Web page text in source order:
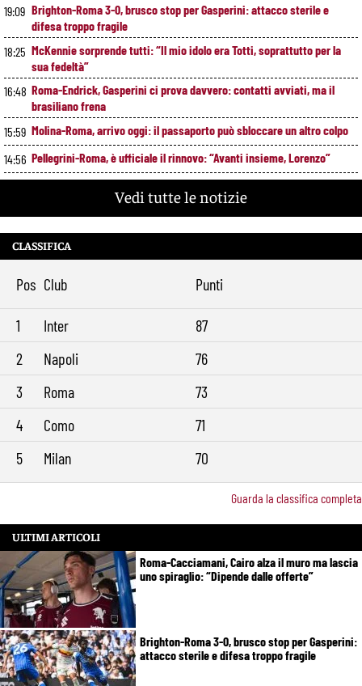
19:09 Brighton-Roma 3-0, brusco stop per Gasperini: attacco sterile e
difesa troppo fragile
18:25 McKennie sorprende tutti: “Il mio idolo era Totti, soprattutto per la
sua fedeltà”
16:48 Roma-Endrick, Gasperini ci prova davvero: contatti avviati, ma il
brasiliano frena
15:59 Molina-Roma, arrivo oggi: il passaporto può sbloccare un altro colpo
14:56 Pellegrini-Roma, è ufficiale il rinnovo: “Avanti insieme, Lorenzo”
Rensch-Roma, l’occasione cambia tutto: Gasperini prova il jolly delle
11:49 Brighton-Roma, ultimo test per Gasperini. Pellegrini fa le visite e
10:41
Rowe chiude alla Roma: “Sono concentrato sul Bologna”. Poi esalta
Castro e Dovbyk
9:32
Mercato Roma, Gasperini aspetta ancora il suo trequartista: Nusa
Vedi tutte le notizie
CLASSIFICA
Pos Club Punti
1 Inter
87
2
Napoli
76
3
Roma
73
4
Como
71
5
Milan 70
Guarda la classifica completa
ULTIMI ARTICOLI
Roma-Cacciamani, Cairo alza il muro ma lascia
uno spiraglio: “Dipende dalle offerte”
Brighton-Roma 3-0, brusco stop per Gasperini:
attacco sterile e difesa troppo fragile